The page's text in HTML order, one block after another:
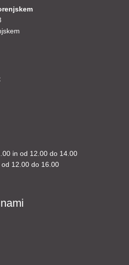
in od 12.00 do 14.00
12.00 do 16.00